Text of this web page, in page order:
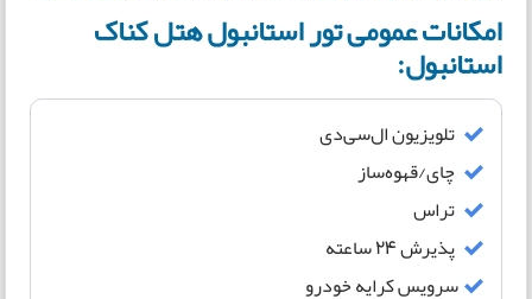
امکانات عمومی تور استانبول هتل کناک
استانبول:
تلویزیون ال‌سی‌دی
چای/قهوه‌ساز
تراس
پذیرش ۲۴ ساعته
سرویس کرایه خودرو